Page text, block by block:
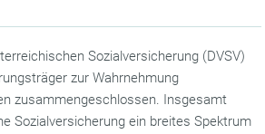
Sozialversicherung (DVSV)
zur Wahrnehmung
zusammengeschlossen. Insgesamt
Sozialversicherung ein breites Spektrum